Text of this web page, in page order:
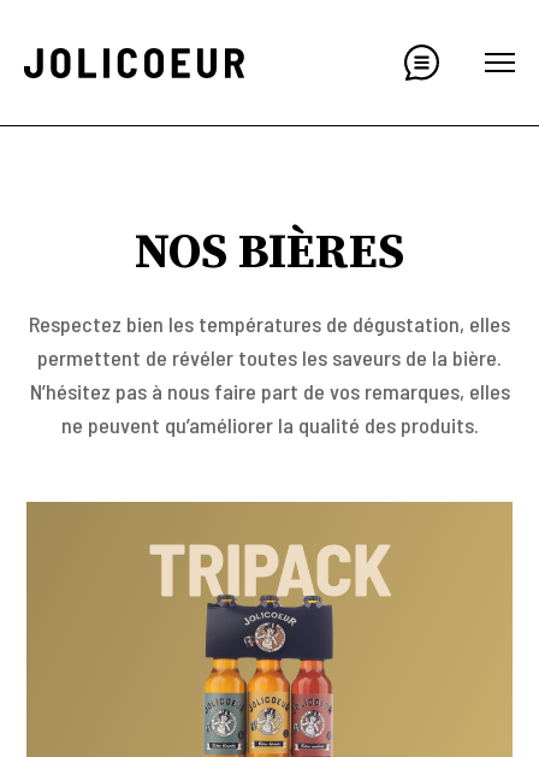
NOS BIÈRES
Respectez bien les températures de dégustation, elles
permettent de révéler toutes les saveurs de la bière.
N’hésitez pas à nous faire part de vos remarques, elles
ne peuvent qu’améliorer la qualité des produits.
TRIPACK